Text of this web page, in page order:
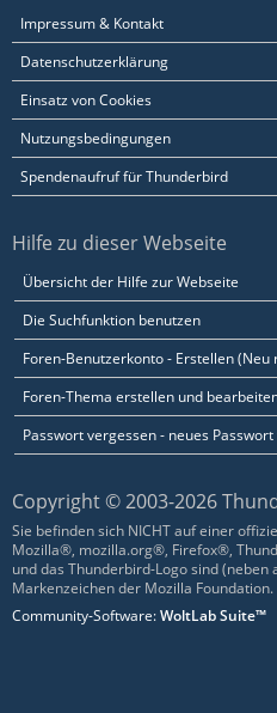
Impressum & Kontakt
Datenschutzerklärung
Einsatz von Cookies
Nutzungsbedingungen
Spendenaufruf für Thunderbird
Hilfe zu dieser Webseite
Übersicht der Hilfe zur Webseite
Die Suchfunktion benutzen
Foren-Benutzerkonto - Erstellen (Neu
Foren-Thema erstellen und
Passwort vergessen - neues
Copyright © 2003-2026
Sie befinden sich NICHT auf einer
Mozilla®, mozilla.org®, Firefox®,
und das Thunderbird-Logo sind
Markenzeichen der Mozilla Foundation.
Community-Software:WoltLab Suite™